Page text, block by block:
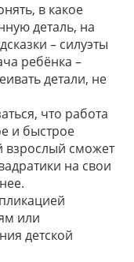
в какое
деталь, на
– силуэты
ребёнка –
детали, не
что работа
и быстрое
взрослый сможет
на свои
или
детской